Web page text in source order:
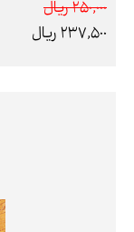
250,000 ريال
237,500 ريال